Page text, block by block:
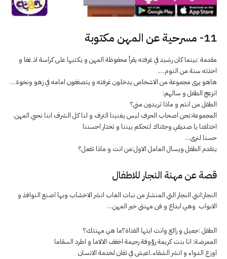
11- مسرحية عن المهن مكتوبة
مقدمة :بينما كان رشيد في غرفته يقرأ محفوظة المهن و يكتبها على كراسة اذ غفا و
اخذته سنة من النوم….
هاهو يرى مجموعة من الاشخاص يدخلون غرفته و يتصففون امامه في زهو ونخوة…
انزعج الطفل و سالهم:
الطفل من انتم و ماذا تريدون مني؟
المجموعة:نحن اصحاب الحرف ليس يغنينا الترف و لنا كل الشرف اننا نحيي المهن.
اختلفنا يا صديقي وجئناك لتحكم بيننا و تختار احسننا
حسنا لنرى…
يتقدم الطفل ويسال العامل الاول:من انت و ماذا تفعل؟
قصة عن مهنة النجار للاطفال
النجار:انني النجار التي المنشار من نبات الغاب انشر الاخشاب وبها اصنع النوافذ و
الابواب وهي ابداع و فن مهنتي خير المهن…
الطفل :جميل و رائع وانت ايتها الفتاة؟ما هي مهنتك؟
الممرضة: انا بنت كريمة رؤوفة رحيمة اخفف الالاما و اطرد السقاما
اوزع الدواء و انشر الشفاء..اعيش في تفان لخدمة الانسان